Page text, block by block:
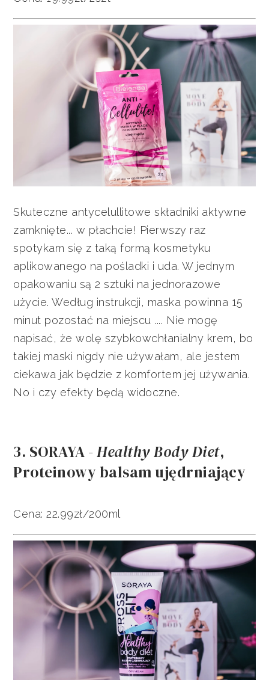
Skuteczne antycelullitowe składniki aktywne
zamknięte... w płachcie! Pierwszy raz
spotykam się z taką formą kosmetyku
aplikowanego na pośladki i uda. W jednym
opakowaniu są 2 sztuki na jednorazowe
użycie. Według instrukcji, maska powinna 15
minut pozostać na miejscu .... Nie mogę
napisać, że wolę szybkowchłanialny krem, bo
takiej maski nigdy nie używałam, ale jestem
ciekawa jak będzie z komfortem jej używania.
No i czy efekty będą widoczne.
3. SORAYA -Healthy Body Diet,
Proteinowy balsam ujędrniający
Cena: 22.99zł/200ml